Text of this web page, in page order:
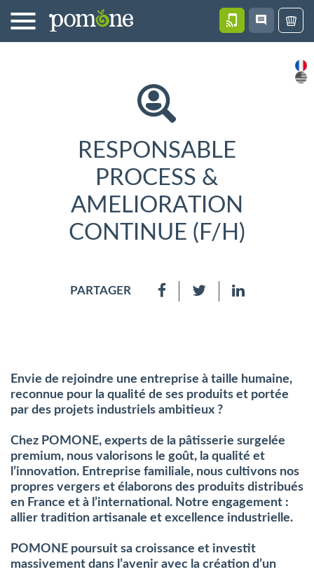
CONTACTACTUALITÉS
RESPONSABLE
PROCESS &
AMELIORATION
CONTINUE (F/H)
PARTAGER
Envie de rejoindre une entreprise à taille humaine,
reconnue pour la qualité de ses produits et portée
par des projets industriels ambitieux ?
Chez POMONE, experts de la pâtisserie surgelée
premium, nous valorisons le goût, la qualité et
l’innovation. Entreprise familiale, nous cultivons nos
propres vergers et élaborons des produits distribués
en France et à l’international. Notre engagement :
allier tradition artisanale et excellence industrielle.
POMONE poursuit sa croissance et investit
massivement dans l’avenir avec la création d’un